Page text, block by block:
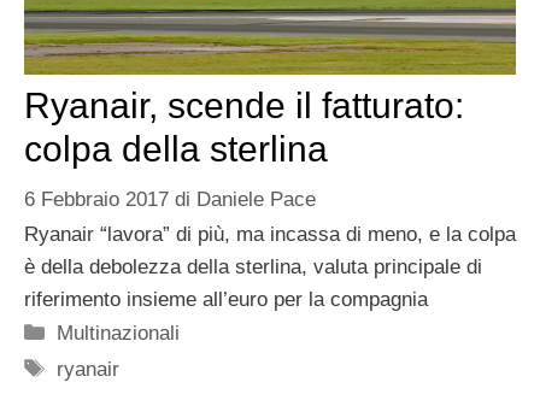
Ryanair, scende il fatturato:
colpa della sterlina
6 Febbraio 2017 di Daniele Pace
Ryanair “lavora” di più, ma incassa di meno, e la colpa
è della debolezza della sterlina, valuta principale di
riferimento insieme all’euro per la compagnia
Categorie
Multinazionali
Tag
ryanair